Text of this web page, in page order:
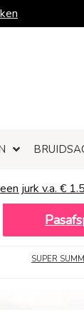
jurk v.a. €
SUPER